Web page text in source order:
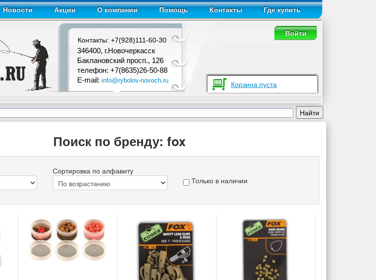
Новости Акции О компании Помощь Контакты Где купить
Контакты: +7(928)111-60-30
346400, г.Новочеркасск
Баклановский просп., 126
телефон: +7(8635)26-50-88
E-mail: info@rybolov-novoch.ru
Войти
Корзина пуста
Поиск по бренду: fox
Сортировка по алфавиту
Только в наличии